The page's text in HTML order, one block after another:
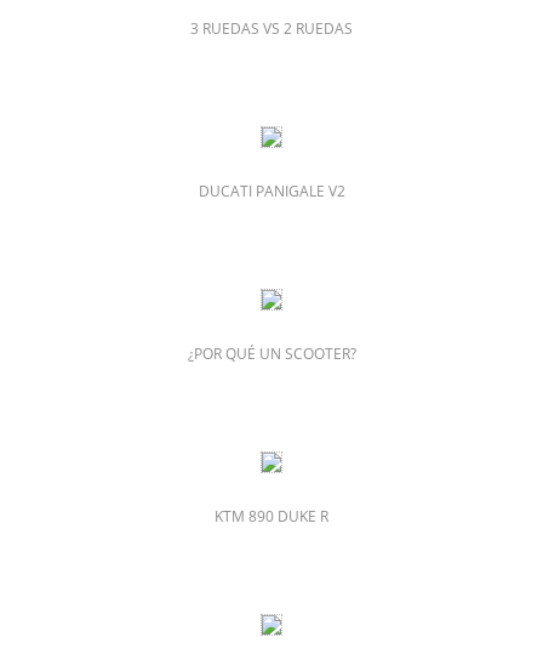
3 RUEDAS VS 2 RUEDAS
DUCATI PANIGALE V2
¿POR QUÉ UN SCOOTER?
KTM 890 DUKE R